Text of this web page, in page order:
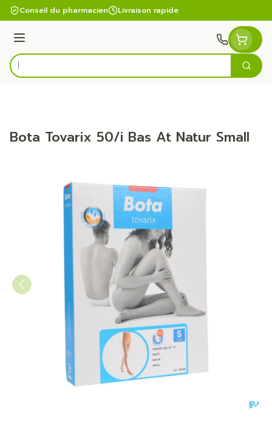
Aller au contenu
Conseil du pharmacien Livraison rapide
Menu
Rechercher
Bota Tovarix 50/i Bas At Natur Small